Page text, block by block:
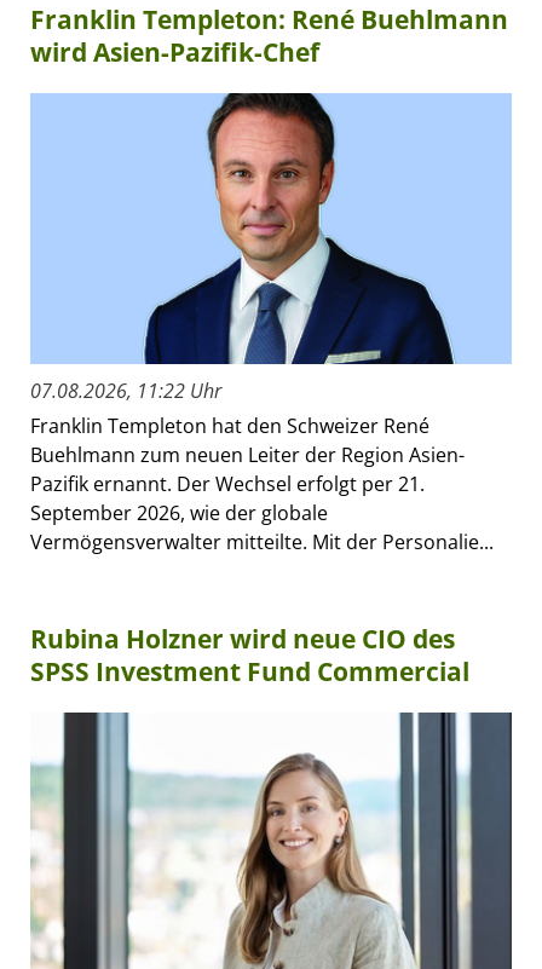
Franklin Templeton: René Buehlmann
wird Asien-Pazifik-Chef
07.08.2026, 11:22 Uhr
Franklin Templeton hat den Schweizer René
Buehlmann zum neuen Leiter der Region Asien-
Pazifik ernannt. Der Wechsel erfolgt per 21.
September 2026, wie der globale
Vermögensverwalter mitteilte. Mit der Personalie...
Rubina Holzner wird neue CIO des
SPSS Investment Fund Commercial